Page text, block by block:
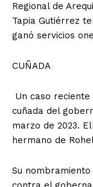
Regional de
Tapia Gutiérrez
ganó servicios
CUÑADA
Un caso reciente
cuñada del
marzo de 2023.
hermano de
Su